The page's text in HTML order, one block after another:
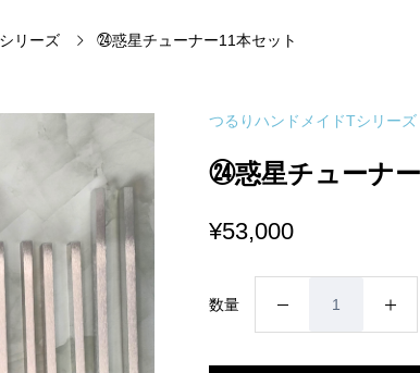
リーズ ㉔惑星チューナー11本セット
つるりハンドメイドTシリーズ
㉔惑星チューナ
¥53,000
数量